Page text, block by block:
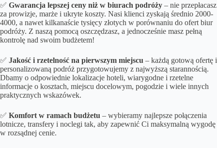
✅ Gwarancja lepszej ceny niż w biurach podróży – nie przepłacasz
za prowizje, marże i ukryte koszty. Nasi klienci zyskają średnio 2000-
4000, a nawet kilkanaście tysięcy złotych w porównaniu do ofert biur
podróży. Z naszą pomocą oszczędzasz, a jednocześnie masz pełną
kontrolę nad swoim budżetem!
✅ Jakość i rzetelność na pierwszym miejscu – każdą gotową ofertę i
personalizowaną podróż przygotowujemy z najwyższą starannością.
Dbamy o odpowiednie lokalizacje hoteli, wiarygodne i rzetelne
informacje o kosztach, miejscu docelowym, pogodzie i wiele innych
praktycznych wskazówek.
✅ Komfort w ramach budżetu – wybieramy najlepsze połączenia
lotnicze, transfery i noclegi tak, aby zapewnić Ci maksymalną wygodę
w rozsądnej cenie.